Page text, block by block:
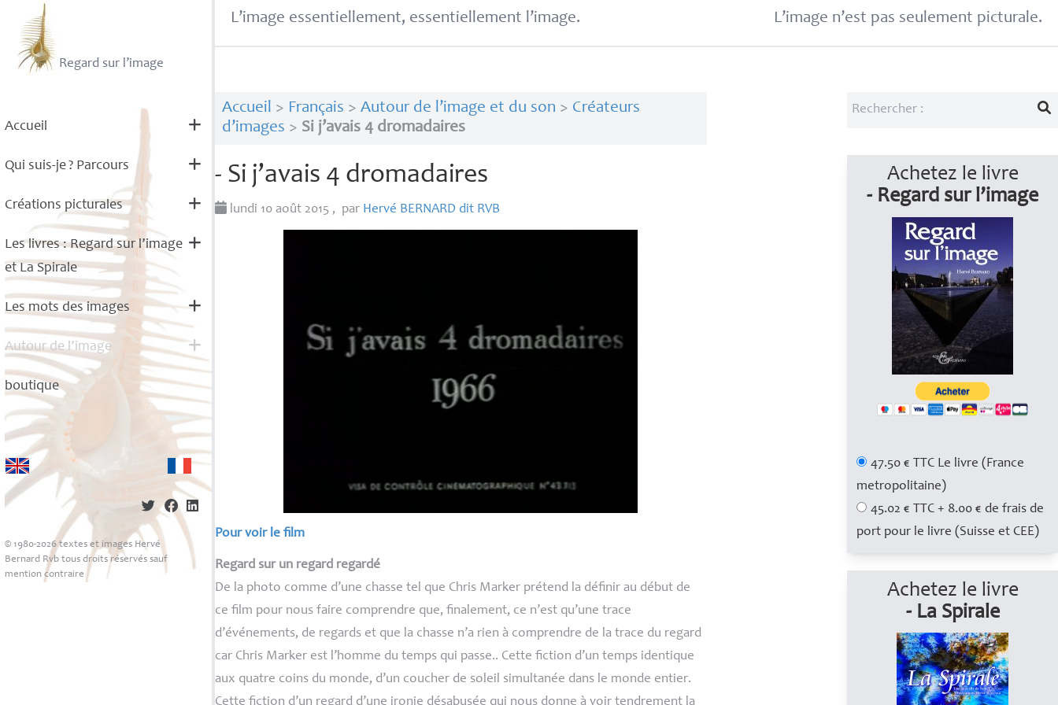
Regard sur l’image
Accueil
Qui suis-je? Parcours
Créations picturales
Les livres : Regard sur l’image
et La Spirale
Les mots des images
Autour de l’image
boutique
© 1980-2026 textes et images Hervé
Bernard Rvb tous droits réservés sauf
mention contraire
L’image essentiellement, essentiellement l’image. L’image n’est pas seulement picturale.
Accueil > Français > Autour de l’image et du son > Créateurs
d’images > Si j’avais 4 dromadaires
- Si j’avais 4 dromadaires
lundi 10 août 2015 , par Hervé BERNARD dit RVB
Pour voir le film
Regard sur un regard regardé
De la photo comme d’une chasse tel que Chris Marker prétend la définir au début de
ce film pour nous faire comprendre que, finalement, ce n’est qu’une trace
d’événements, de regards et que la chasse n’a rien à comprendre de la trace du regard
car Chris Marker est l’homme du temps qui passe.. Cette fiction d’un temps identique
aux quatre coins du monde, d’un coucher de soleil simultanée dans le monde entier.
Cette fiction d’un regard d’une ironie désabusée qui nous donne à voir tendrement la
Achetez le livre
- Regard sur l’image
47.50 € TTC Le livre (France
metropolitaine)
45.02 € TTC + 8.00 € de frais de
port pour le livre (Suisse et CEE)
Achetez le livre
- La Spirale